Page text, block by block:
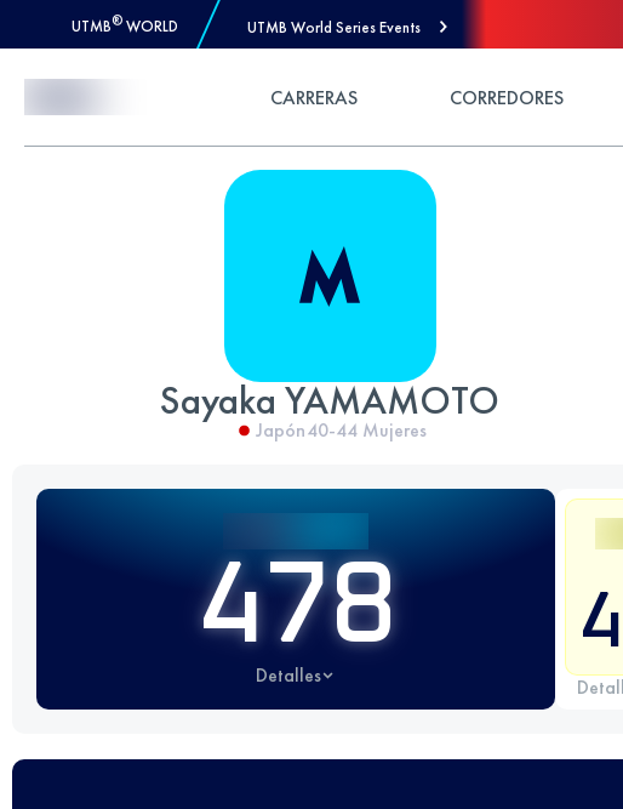
UTMB® WORLD UTMB World Series Events
CARRERAS CORREDORES
Sayaka YAMAMOTO
Japón40-44 Mujeres
478
Detalles